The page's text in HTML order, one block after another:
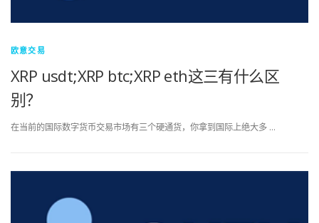
欧意交易
XRP usdt;XRP btc;XRP eth这三有什么区
别？
在当前的国际数字货币交易市场有三个硬通货，你拿到国际上绝大多 …